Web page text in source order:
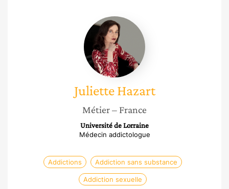
Juliette
Hazart
Juliette Hazart
Métier– France
Université de Lorraine
Médecin addictologue
Addictions Addiction sans substance
Addiction sexuelle